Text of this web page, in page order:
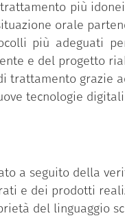
più
orale
più adeguati
e del progetto
trattamento grazie
tecnologie
a seguito della
e dei prodotti
del linguaggio